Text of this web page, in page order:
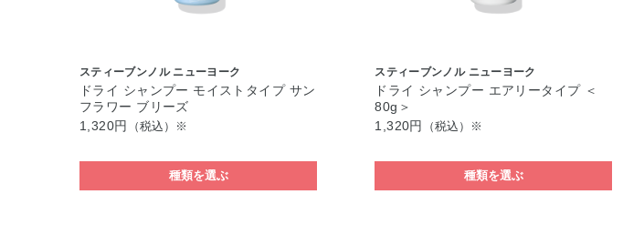
スティーブンノル ニューヨーク
ドライ シャンプー モイストタイプ サン
フラワー ブリーズ
1,320円
（税込）※
種類を選ぶ
スティーブンノル ニューヨーク
ドライ シャンプー エアリータイプ ＜
80g＞
1,320円
（税込）※
種類を選ぶ